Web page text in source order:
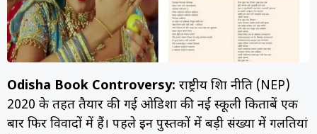
Odisha Book Controversy: राष्ट्रीय शिक्षा नीति (NEP)
2020 के तहत तैयार की गई ओडिशा की नई स्कूली किताबें एक
बार फिर विवादों में हैं। पहले इन पुस्तकों में बड़ी संख्या में गलतियां